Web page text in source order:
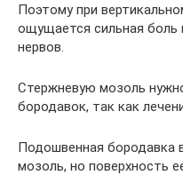
Поэтому при
ощущается сильная боль
нервов.
Стержневую мозоль
бородавок, так как
Подошвенная бородавка
мозоль, но поверхность